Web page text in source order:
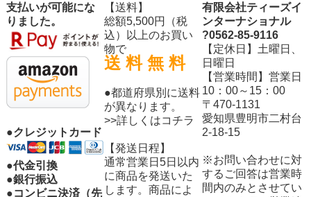
支払いが可能にな
りました。
●クレジットカード
●代金引換
●銀行振込
●コンビニ決済（先
【送料】
総額5,500円（税
込）以上のお買い
物で
送 料 無 料
●都道府県別に送料
が異なります。
>>詳しくはコチラ
【発送日程】
通常営業日5日以内
に商品を発送いた
します。商品によ
有限会社ティーズイ
ンターナショナル
?0562-85-9116
【定休日】土曜日、
日曜日
【営業時間】営業日
10：00～15：00
〒470-1131
愛知県豊明市二村台
2-18-15
※お問い合わせに対
するご回答は営業時
間内のみとさせてい